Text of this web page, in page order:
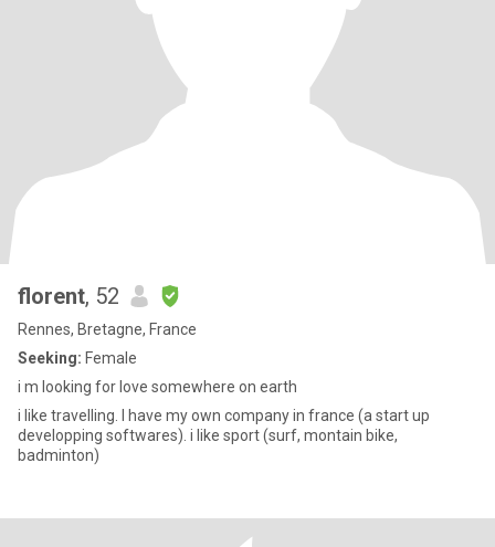
florent, 52
Rennes, Bretagne, France
Seeking: Female
i m looking for love somewhere on earth
i like travelling. I have my own company in france (a start up
developping softwares). i like sport (surf, montain bike,
badminton)